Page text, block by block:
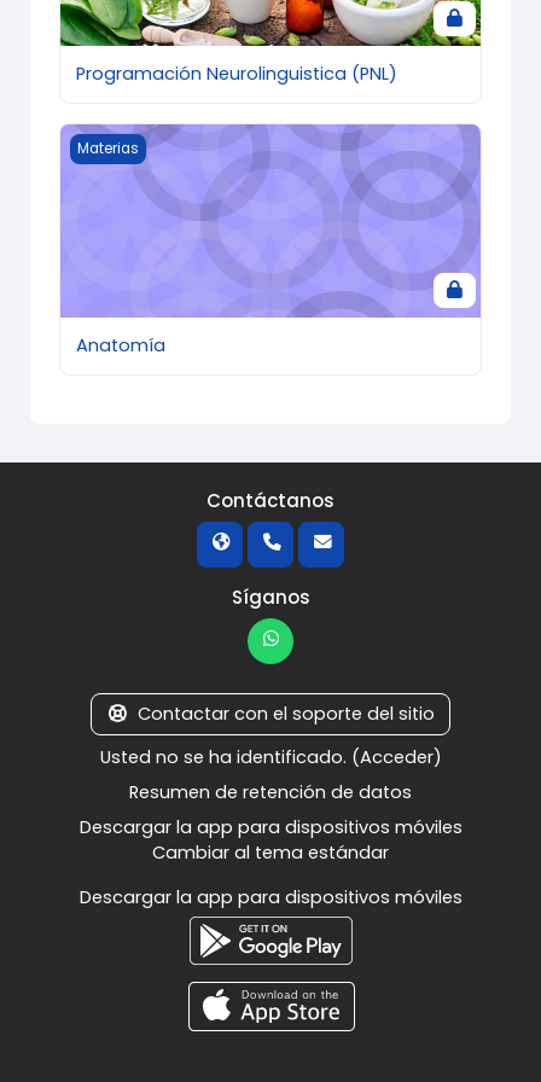
Programación Neurolinguistica (PNL)
Anatomía
Materias
Anatomía
Contáctanos
Síganos
Contactar con el soporte del sitio
Usted no se ha identificado. (Acceder)
Resumen de retención de datos
Descargar la app para dispositivos móviles
Cambiar al tema estándar
Descargar la app para dispositivos móviles